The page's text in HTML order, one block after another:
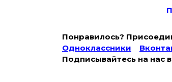
Понравилось?
Одноклассники
Подписывайтесь на наc в